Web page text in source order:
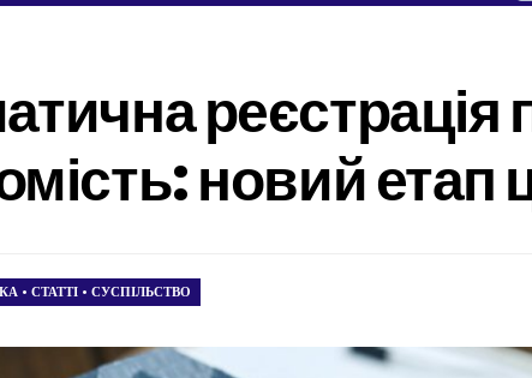
реєстрація
новий етап
• СТАТТІ • СУСПІЛЬСТВО